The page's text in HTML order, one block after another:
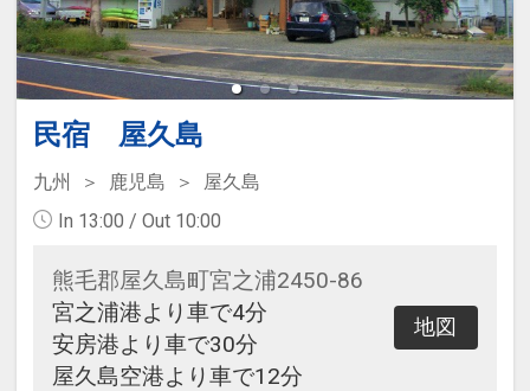
民宿 屋久島
九州 鹿児島
屋久島
In 13:00 / Out 10:00
熊毛郡屋久島町宮之浦2450-86
宮之浦港より車で4分
安房港より車で30分
屋久島空港より車で12分
地図